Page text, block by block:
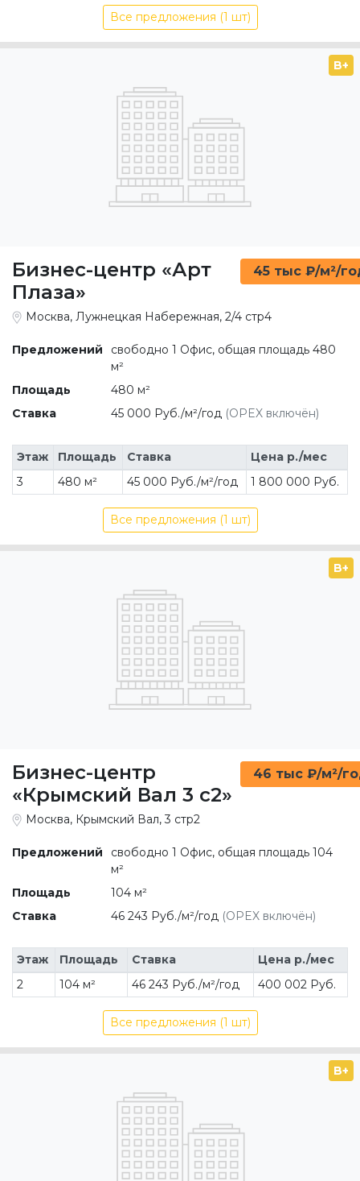
Все предложения (1 шт)
B+
Бизнес-центр «Арт
Плаза»
45 тыс ₽/м²/
Москва, Лужнецкая Набережная, 2/4 стр4
Предложений
свободно 1 Офис, общая площадь 480
м²
Площадь
480 м²
Ставка
45 000 Руб./м²/год (OPEX включён)
Этаж Площадь Ставка
Цена р./мес
3
480 м² 45 000 Руб./м²/год 1 800 000 Руб.
Все предложения (1 шт)
B+
Бизнес-центр
«Крымский Вал 3 c2»
46 тыс ₽/м²/
Москва, Крымский Вал, 3 стр2
Предложений
свободно 1 Офис, общая площадь 104
м²
Площадь
104 м²
Ставка
46 243 Руб./м²/год (OPEX включён)
Этаж Площадь Ставка
Цена р./мес
2
104 м² 46 243 Руб./м²/год 400 002 Руб.
Все предложения (1 шт)
B+